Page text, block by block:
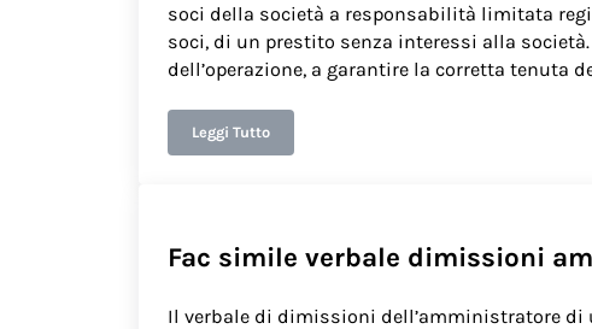
soci della società a responsabilità limitata
soci, di un prestito senza interessi alla
dell’operazione, a garantire la corretta tenuta
Leggi TuttoFac simile verbale finanziamento soci infruttifero
Fac simile verbale dimissioni
Il verbale di dimissioni dell’amministratore di